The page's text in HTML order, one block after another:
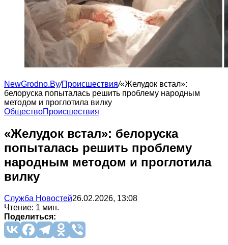
NewGrodno.By/Происшествия/«Желудок встал»:
белоруска попыталась решить проблему народным
методом и проглотила вилку
ОбществоПроисшествия
«Желудок встал»: белоруска
попыталась решить проблему
народным методом и проглотила
вилку
Служба Новостей26.02.2026, 13:08
Чтение: 1 мин.
Поделиться: